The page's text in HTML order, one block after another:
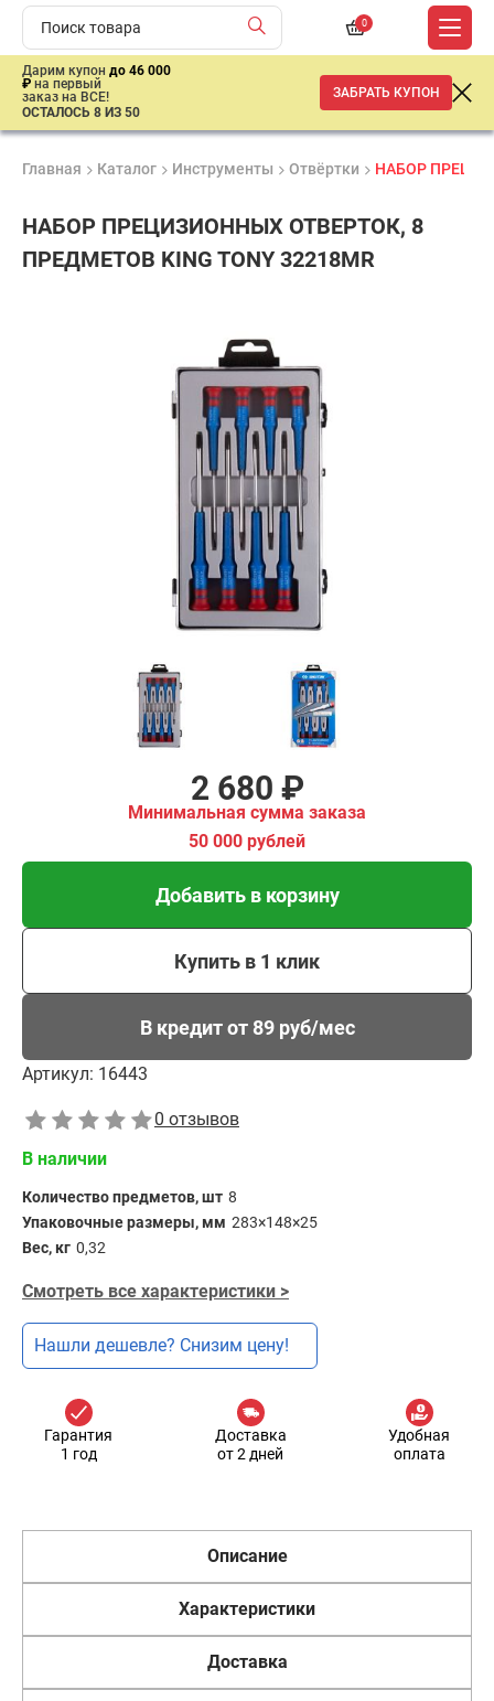
0
Дарим купон до 46 000
₽ на первый
заказ на ВСЕ!
ОСТАЛОСЬ 8 ИЗ 50
ЗАБРАТЬ КУПОН
Главная Каталог Инструменты Отвёртки НАБОР
НАБОР ПРЕЦИЗИОННЫХ ОТВЕРТОК, 8
ПРЕДМЕТОВ KING TONY 32218MR
от 2 дней
2 680 ₽
Минимальная сумма заказа
50 000 рублей
Добавить в корзину
Купить в 1 клик
В кредит от 89 руб/мес
Артикул: 16443
0 отзывов
В наличии
Количество предметов, шт 8
Упаковочные размеры, мм 283×148×25
Вес, кг 0,32
Смотреть все характеристики >
Нашли дешевле? Снизим цену!
Гарантия
1 год
Доставка
от 2 дней
Удобная
оплата
Описание
Характеристики
Доставка
Добавить в корзину
Купить в 1 клик
В кредит от 89 руб/мес